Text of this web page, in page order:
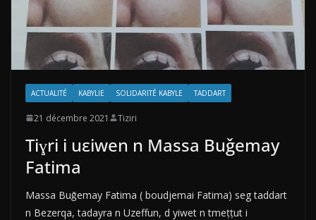
ACTUALITÉ KABYLIE SOLIDARITÉ KABYLE TADDART
21 décembre 2021 Tiziri
Tiɣri i uεiwen n Massa Buǧemay
Fatima
Massa Buǧemay Fatima ( boudjemai Fatima) seg taddart
n Bezerqa, tadayra n Uzeffun, d yiwet n tmeṭṭut i